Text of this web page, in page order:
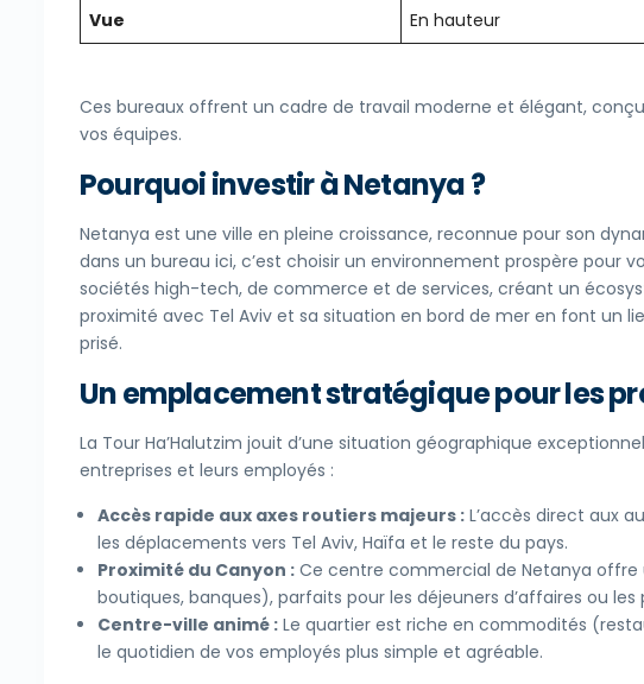
Vue
En hauteur
Ces bureaux offrent un cadre de travail moderne et élégant,
vos équipes.
Pourquoi investir à Netanya ?
Netanya est une ville en pleine croissance, reconnue pour son
dans un bureau ici, c’est choisir un environnement prospère pour
sociétés high-tech, de commerce et de services, créant un
proximité avec Tel Aviv et sa situation en bord de mer en font un
prisé.
Un emplacement stratégique pour les
La Tour Ha’Halutzim jouit d’une situation géographique
entreprises et leurs employés :
Accès rapide aux axes routiers majeurs : L’accès direct aux
les déplacements vers Tel Aviv, Haïfa et le reste du pays.
Proximité du Canyon : Ce centre commercial de Netanya
boutiques, banques), parfaits pour les déjeuners d’affaires ou les
Centre-ville animé : Le quartier est riche en commodités
le quotidien de vos employés plus simple et agréable.